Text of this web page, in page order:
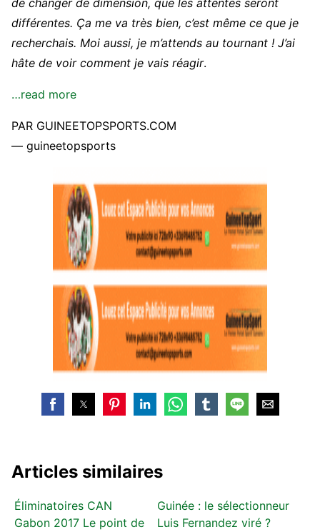
de changer de dimension, que les attentes seront
différentes. Ça me va très bien, c’est même ce que je
recherchais. Moi aussi, je m’attends au tournant ! J’ai
hâte de voir comment je vais réagir.
…read more
PAR GUINEETOPSPORTS.COM
— guineetopsports
Articles similaires
Éliminatoires CAN
Gabon 2017 Le point de
Guinée : le sélectionneur
Luis Fernandez viré ?